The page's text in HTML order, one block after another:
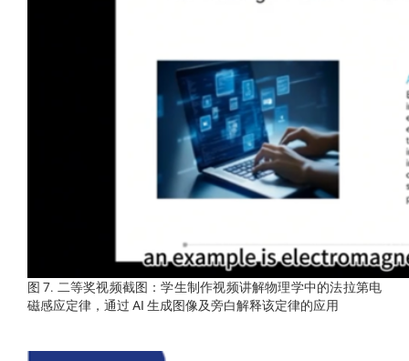
图 7. 二等奖视频截图：学生制作视频讲解物理学中的法拉第电
磁感应定律，通过 AI 生成图像及旁白解释该定律的应用